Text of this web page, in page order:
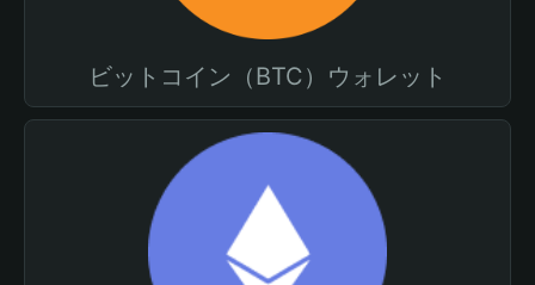
ビットコイン（BTC）ウォレット